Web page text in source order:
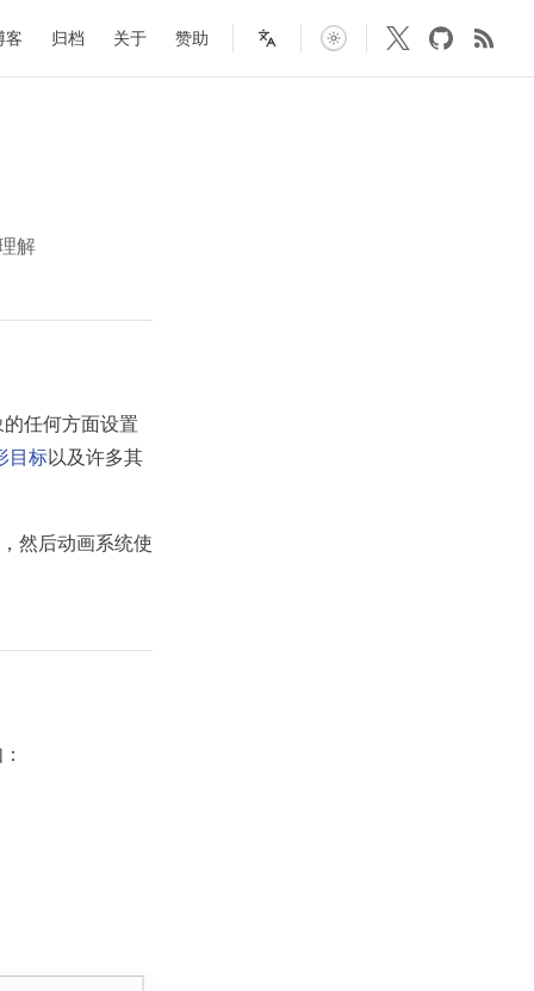
客 归档 关于 赞助
解
任何方面设置
目标以及许多其
然后动画系统使